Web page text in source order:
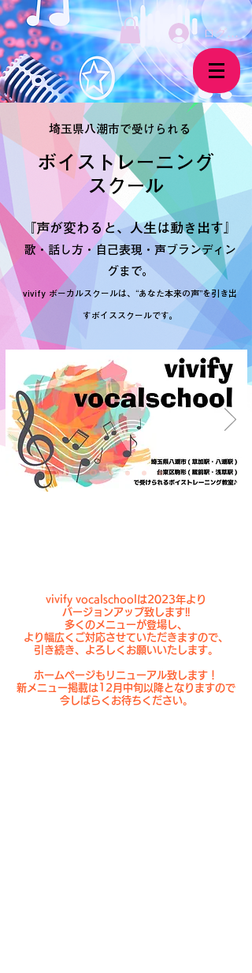
ログイン
埼玉県八潮市で受けられる
ボイストレーニング
​スクール
『声が変わると、人生は動き出す』
歌・話し方・自己表現・声ブランディン
グまで。
vivify ボーカルスクールは、“あなた本来の声”を引き出
すボイススクールです。
vivify vocalschoolは2023年より
バージョンアップ致します!!
多くのメニューが登場し、
より幅広くご対応させていただきますので、
引き続き、よろしくお願いいたします。
ホームページもリニューアル致します！
新メニュー掲載は12月中旬以降となりますので
​今しばらくお待ちください。